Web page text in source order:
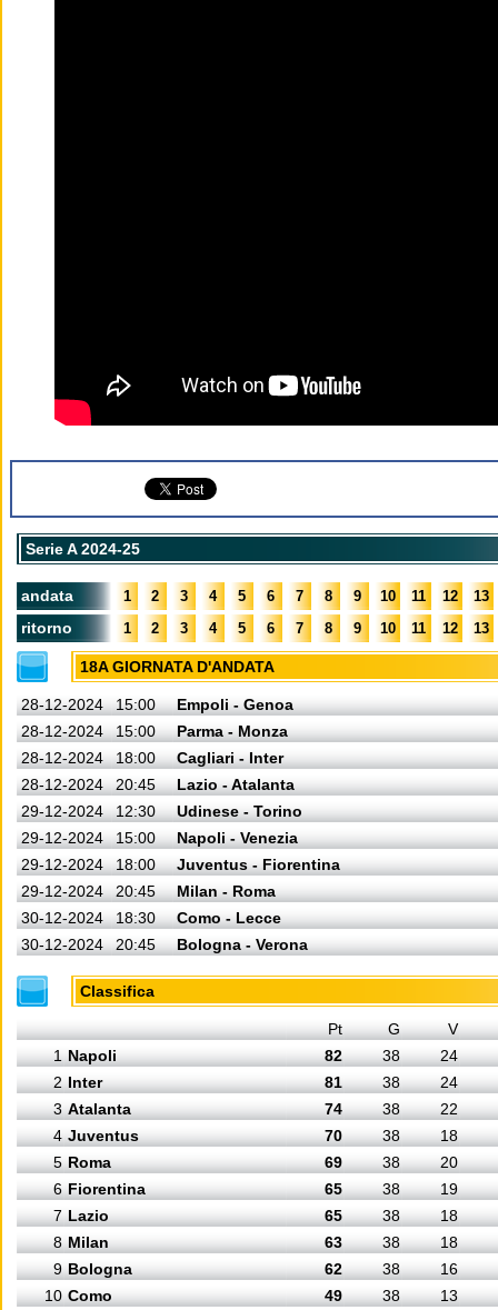
Serie A 2024-25
andata 1 2 3 4 5 6 7 8 9 10 11 12 13
ritorno 1 2 3 4 5 6 7 8 9 10 11 12 13
18A GIORNATA D'ANDATA
28-12-2024 15:00
Empoli - Genoa
28-12-2024
15:00
Parma - Monza
28-12-2024
18:00
Cagliari - Inter
28-12-2024
20:45
Lazio - Atalanta
29-12-2024
12:30
Udinese - Torino
29-12-2024
15:00
Napoli - Venezia
29-12-2024
18:00
Juventus - Fiorentina
29-12-2024
20:45
Milan - Roma
30-12-2024
18:30
Como - Lecce
30-12-2024
20:45 Bologna - Verona
Classifica
Pt G
V
1 Napoli 82 38
24
2 Inter 81 38
24
3 Atalanta 74 38
22
4 Juventus 70 38
18
5 Roma 69 38
20
6 Fiorentina 65 38
19
7 Lazio 65 38
18
8 Milan 63 38
18
9 Bologna 62 38
16
10 Como 49 38 13